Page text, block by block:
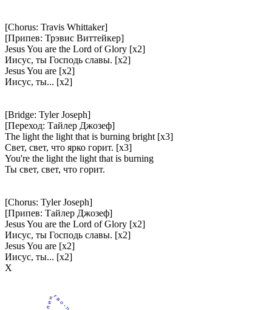
[Chorus: Travis Whittaker]
[Припев: Трэвис Виттейкер]
Jesus You are the Lord of Glory [x2]
Иисус, ты Господь славы. [x2]
Jesus You are [x2]
Иисус, ты... [x2]
[Bridge: Tyler Joseph]
[Переход: Тайлер Джозеф]
The light the light that is burning bright [x3]
Свет, свет, что ярко горит. [x3]
You're the light the light that is burning
Ты свет, свет, что горит.
[Chorus: Tyler Joseph]
[Припев: Тайлер Джозеф]
Jesus You are the Lord of Glory [x2]
Иисус, ты Господь славы. [x2]
Jesus You are [x2]
Иисус, ты... [x2]
Х